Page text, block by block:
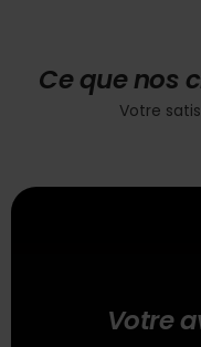
Ce que nos
Votre
Votre